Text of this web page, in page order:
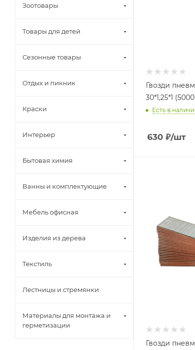
Гвозди
30*1,25*1
Есть в
630 ₽/шт
Гвозди
Зоотовары
Товары для детей
Сезонные товары
Отдых и пикник
Краски
Интерьер
Бытовая химия
Ванны и комплектующие
Мебель офисная
Изделия из дерева
Текстиль
Лестницы и стремянки
Материалы для монтажа и
герметизации